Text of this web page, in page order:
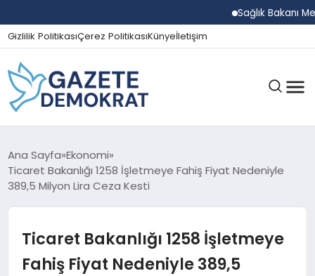
Sağlık Bakanı
Gizlilik PolitikasıÇerez PolitikasıKünyeİletişim
GÜNDEM
EKONOMI
SPOR
Ana Sayfa Ekonomi
Ticaret Bakanlığı 1258 İşletmeye Fahiş Fiyat Nedeniyle
389,5 Milyon Lira Ceza Kesti
Ticaret Bakanlığı 1258 İşletmeye
Fahiş Fiyat Nedeniyle 389,5